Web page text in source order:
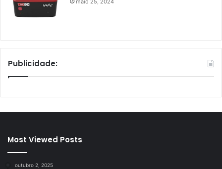
Publicidade:
Most Viewed Posts
outubro 2, 2025